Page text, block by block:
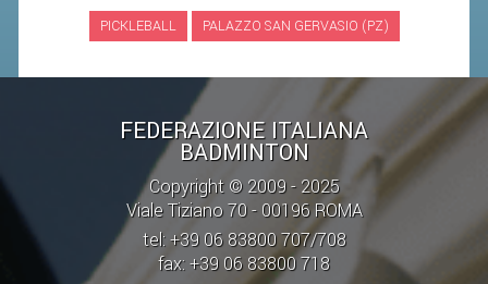
PICKLEBALL PALAZZO SAN GERVASIO (PZ)
FEDERAZIONE ITALIANA
BADMINTON
Copyright © 2009 - 2025
Viale Tiziano 70 - 00196 ROMA
tel: +39 06 83800 707/708
fax: +39 06 83800 718
CTF – PALABADMINTON
ATLETI D'INTERESSE NAZIONALE
SCHEDE ATLETI
VOLA CON NOI
CENTRI TECNICI TERRITORIALI
COMMISSIONE ATLETI